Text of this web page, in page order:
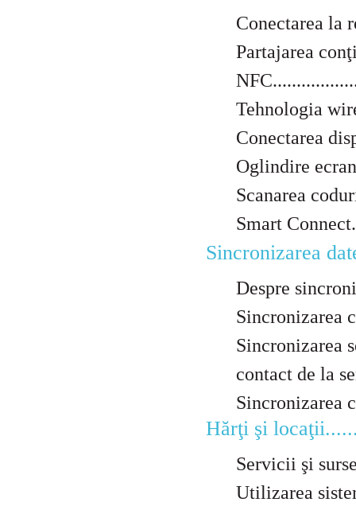
Conectarea la
Partajarea
Tehnologia
Conectarea
Oglindire
Scanarea
Smart
Sincronizarea
Despre
Sincronizarea
Sincronizarea
contact de la
Sincronizarea
Hărţi şi
Servicii şi
Utilizarea